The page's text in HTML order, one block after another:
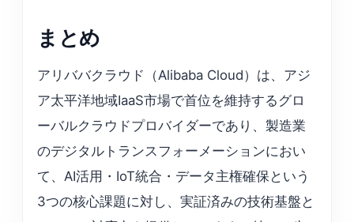
まとめ
アリババクラウド（Alibaba Cloud）は、アジ
ア太平洋地域IaaS市場で首位を維持するグロ
ーバルクラウドプロバイダーであり、製造業
のデジタルトランスフォーメーションにおい
て、AI活用・IoT統合・データ主権確保という
3つの核心課題に対し、実証済みの技術基盤と